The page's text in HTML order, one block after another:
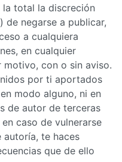
total la discreción
de negarse a publicar,
a cualquiera
en cualquier
con o sin aviso.
por ti aportados
modo alguno, ni en
de autor de terceras
caso de vulnerarse
te haces
que de ello